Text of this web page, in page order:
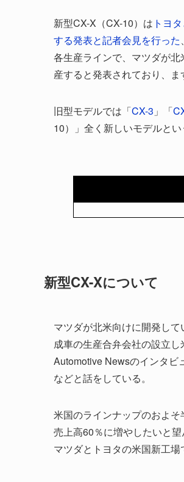
新型CX-X（CX-10）は トヨ
する発表と記者会見を行った
各生産ラインで、マツダが
産すると発表されており、ま
旧型モデルでは「CX-3 」「
10）」全く新しいモデルとい
新型CX-Xについて
マツダが北米向けに開発し
成車の生産合弁会社の設立
Automotive Newsのインタビ
などと話をしている。
米国のラインナップのおよ
売上高60％に増やしたいと
マツダとトヨタの米国新工場